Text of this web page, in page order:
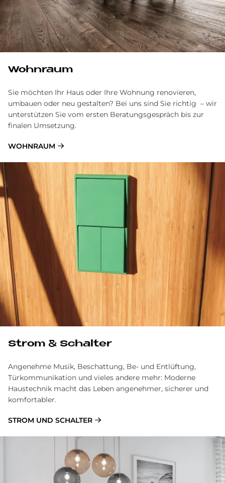
Wohnraum
Sie möchten Ihr Haus oder Ihre Wohnung renovieren,
umbauen oder neu gestalten? Bei uns sind Sie richtig – wir
unterstützen Sie vom ersten Beratungsgespräch bis zur
finalen Umsetzung.
WOHNRAUM
Strom & Schalter
Angenehme Musik, Beschattung, Be- und Entlüftung,
Türkommunikation und vieles andere mehr: Moderne
Haustechnik macht das Leben angenehmer, sicherer und
komfortabler.
STROM UND SCHALTER